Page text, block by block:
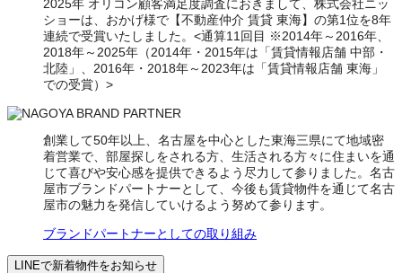
2025年 オリコン顧客満足度調査におきまして、株式会社ニッ
ショーは、おかげ様で【不動産仲介 賃貸 東海】の第1位を8年
連続で受賞いたしました。<通算11回目 ※2014年～2016年、
2018年～2025年（2014年・2015年は「賃貸情報店舗 中部・
北陸」、2016年・2018年～2023年は「賃貸情報店舗 東海」
での受賞）>
創業して50年以上、名古屋を中心とした東海三県にて地域密
着営業で、部屋探しをされる方、生活される方々に住まいを通
じて喜びや安心感を提供できるよう尽力して参りました。名古
屋市ブランドパートナーとして、今後も賃貸物件を通じて名古
屋市の魅力を発信していけるよう努めて参ります。
ブランドパートナーとしての取り組み
LINEで新着物件をお知らせ